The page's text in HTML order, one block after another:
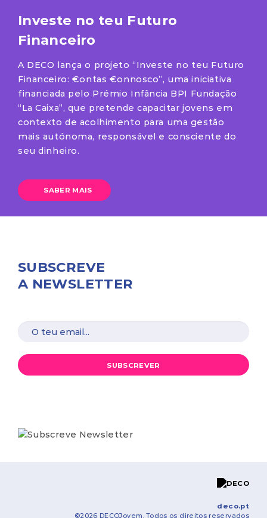
Investe no teu Futuro
Financeiro
A DECO lança o projeto “Investe no teu Futuro
Financeiro: €ontas €onnosco”, uma iniciativa
financiada pelo Prémio Infância BPI Fundação
“La Caixa”, que pretende capacitar jovens em
contexto de acolhimento para uma gestão
mais autónoma, responsável e consciente do
seu dinheiro.
SABER MAIS
SUBSCREVE
A NEWSLETTER
SUBSCREVER
deco.pt
©2026 DECOJovem. Todos os direitos reservados